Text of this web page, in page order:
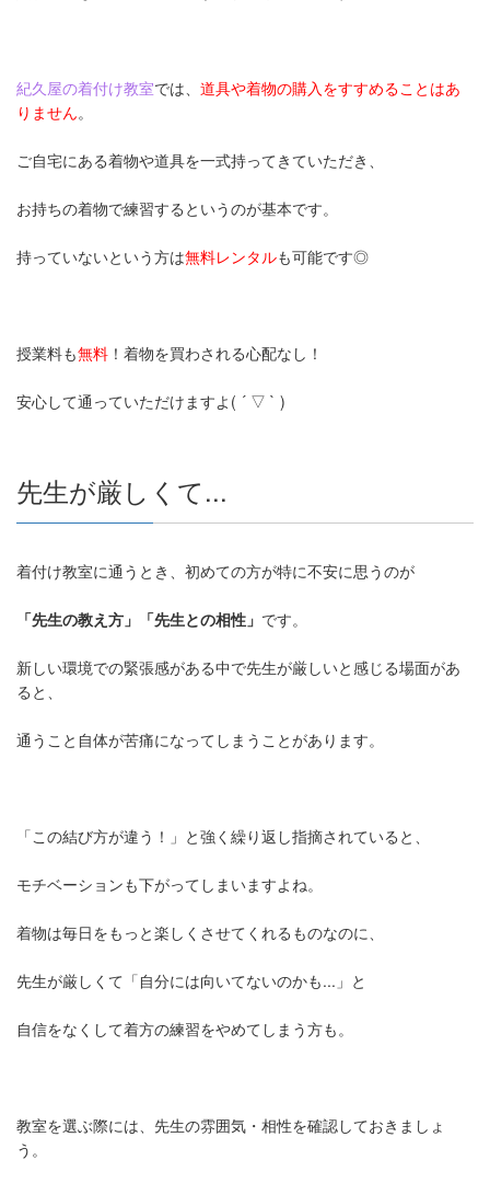
紀久屋の着付け教室では、 道具や着物の購入をすすめることはあ
りません。
ご自宅にある着物や道具を一式持ってきていただき、
お持ちの着物で練習するというのが基本です。
持っていないという方は無料レンタルも可能です◎
授業料も無料 ！着物を買わされる心配なし！
安心して通っていただけますよ( ´ ▽ ` )
先生が厳しくて...
着付け教室に通うとき、初めての方が特に不安に思うのが
「先生の教え方」「先生との相性」 です。
新しい環境での緊張感がある中で先生が厳しいと感じる場面があ
ると、
通うこと自体が苦痛になってしまうことがあります。
「この結び方が違う！」と強く繰り返し指摘されていると、
モチベーションも下がってしまいますよね。
着物は毎日をもっと楽しくさせてくれるものなのに、
先生が厳しくて「自分には向いてないのかも...」と
自信をなくして着方の練習をやめてしまう方も。
教室を選ぶ際には、先生の雰囲気・相性を確認しておきましょ
う。